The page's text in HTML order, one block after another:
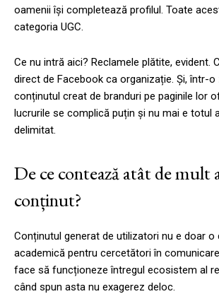
oamenii își completează profilul. Toate
categoria UGC.
Ce nu intră aici? Reclamele plătite, evident.
direct de Facebook ca organizație. Și, într-o
conținutul creat de branduri pe paginile lor
lucrurile se complică puțin și nu mai e totul
delimitat.
De ce contează atât de mult
conținut?
Conținutul generat de utilizatori nu e doar o
academică pentru cercetători în
face să funcționeze întregul ecosistem al
când spun asta nu exagerez deloc.